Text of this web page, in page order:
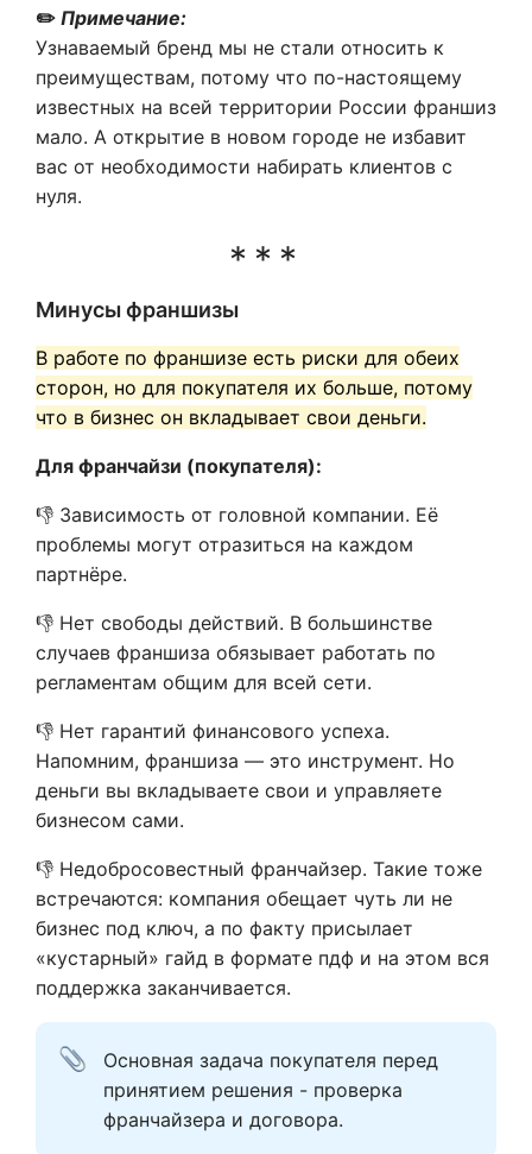
✏️ Примечание:
Узнаваемый бренд мы не стали относить к
преимуществам, потому что по-настоящему
известных на всей территории России франшиз
мало. А открытие в новом городе не избавит
вас от необходимости набирать клиентов с
нуля.
Минусы франшизы
В работе по франшизе есть риски для обеих
сторон, но для покупателя их больше, потому
что в бизнес он вкладывает свои деньги.
Для франчайзи (покупателя):
👎 Зависимость от головной компании. Её
проблемы могут отразиться на каждом
партнёре.
👎 Нет свободы действий. В большинстве
случаев франшиза обязывает работать по
регламентам общим для всей сети.
👎 Нет гарантий финансового успеха.
Напомним, франшиза — это инструмент. Но
деньги вы вкладываете свои и управляете
бизнесом сами.
👎 Недобросовестный франчайзер. Такие тоже
встречаются: компания обещает чуть ли не
бизнес под ключ, а по факту присылает
«кустарный» гайд в формате пдф и на этом вся
поддержка заканчивается.
Основная задача покупателя перед
принятием решения - проверка
франчайзера и договора.